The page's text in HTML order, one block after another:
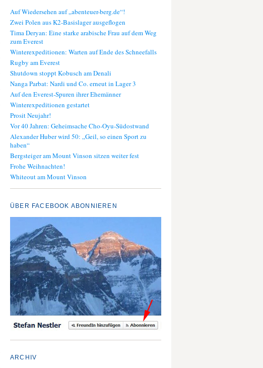
Auf Wiedersehen auf „abenteuer-berg.de“!
Zwei Polen aus K2-Basislager ausgeflogen
Tima Deryan: Eine starke arabische Frau auf dem Weg
zum Everest
Winterexpeditionen: Warten auf Ende des Schneefalls
Rugby am Everest
Shutdown stoppt Kobusch am Denali
Nanga Parbat: Nardi und Co. erneut in Lager 3
Auf den Everest-Spuren ihrer Ehemänner
Winterexpeditionen gestartet
Prosit Neujahr!
Vor 40 Jahren: Geheimsache Cho-Oyu-Südostwand
Alexander Huber wird 50: „Geil, so einen Sport zu
haben“
Bergsteiger am Mount Vinson sitzen weiter fest
Frohe Weihnachten!
Whiteout am Mount Vinson
ÜBER FACEBOOK ABONNIEREN
ARCHIV